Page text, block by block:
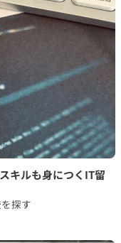
キルも身につくIT留
探す